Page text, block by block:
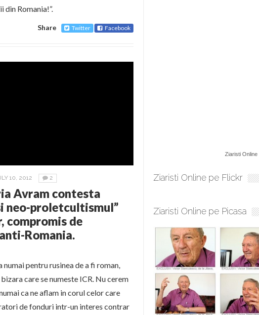
din Romania!”.
Share Twitter Facebook
10, 2012 2
Avram contesta
neo-proletcultismul”
compromis de
Romania.
pentru rusinea de a fi roman,
care se numeste ICR. Nu cerem
ca ne aflam in corul celor care
de fonduri intr-un interes contrar
Ziaristi Online
Ziaristi Online pe Flickr
Ziaristi Online pe Picasa